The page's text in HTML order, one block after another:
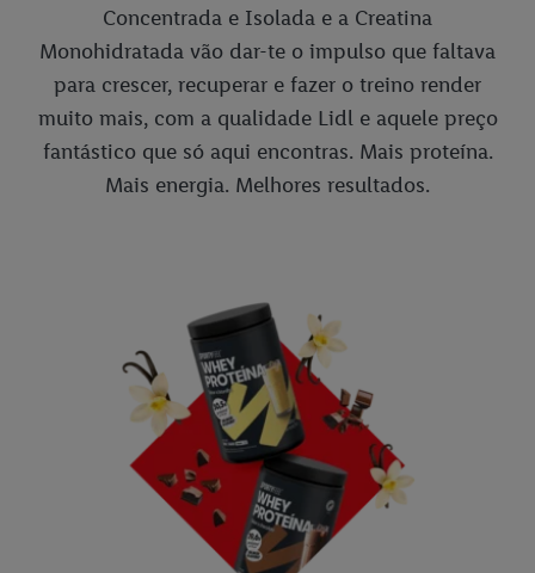
Concentrada e Isolada e a Creatina
Monohidratada vão dar-te o impulso que faltava
para crescer, recuperar e fazer o treino render
muito mais, com a qualidade Lidl e aquele preço
fantástico que só aqui encontras. Mais proteína.
Mais energia. Melhores resultados.